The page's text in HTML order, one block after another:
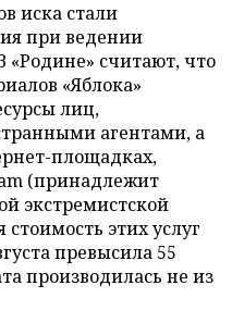
иска стали
при ведении
считают, что
«Яблока»
лиц,
агентами, а
площадках,
(принадлежит
экстремистской
этих услуг
превысила 55
производилась не из